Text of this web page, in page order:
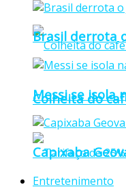
Colheita do
Brasil derrota
Messi se isola
Capixaba
Entretenimento